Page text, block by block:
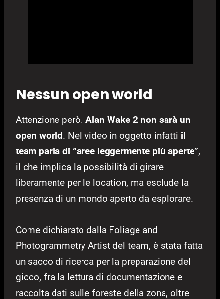
Nessun open world
Attenzione però. Alan Wake 2 non sarà un
open world. Nel video in oggetto infatti il
team parla di “aree leggermente più aperte”,
il che implica la possibilità di girare
liberamente per le location, ma esclude la
presenza di un mondo aperto da esplorare.
Come dichiarato dalla Foliage and
Photogrammetry Artist del team, è stata fatta
un sacco di ricerca per la preparazione del
gioco, fra la lettura di documentazione e
raccolta dati sulle foreste della zona, oltre